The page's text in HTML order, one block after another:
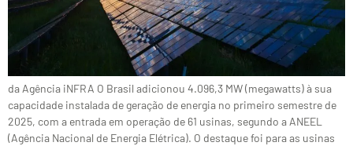
da Agência iNFRA O Brasil adicionou 4.096,3 MW (megawatts) à sua
capacidade instalada de geração de energia no primeiro semestre de
2025, com a entrada em operação de 61 usinas, segundo a ANEEL
(Agência Nacional de Energia Elétrica). O destaque foi para as usinas